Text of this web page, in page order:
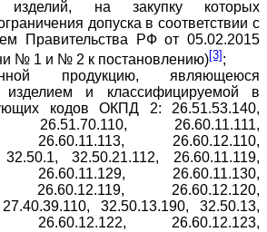
изделий, на закупку которых
допуска в соответствии с
Правительства РФ от 05.02.2015
№ 1 и № 2 к постановлению)[3] ;
продукцию, являющеюся
изделием и классифицируемой в
кодов ОКПД 2: 26.51.53.140,
26.51.70.110, 26.60.11.111,
26.60.11.113, 26.60.12.110,
32.50.21.112, 26.60.11.119,
26.60.11.129, 26.60.11.130,
26.60.12.119, 26.60.12.120,
32.50.13.190, 32.50.13,
26.60.12.122, 26.60.12.123,